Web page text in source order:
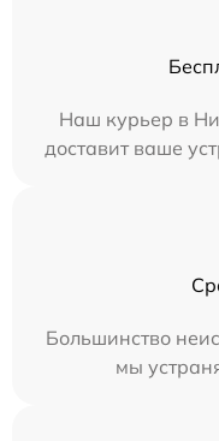
Наш курьер в
доставит ваше
Большинство
мы